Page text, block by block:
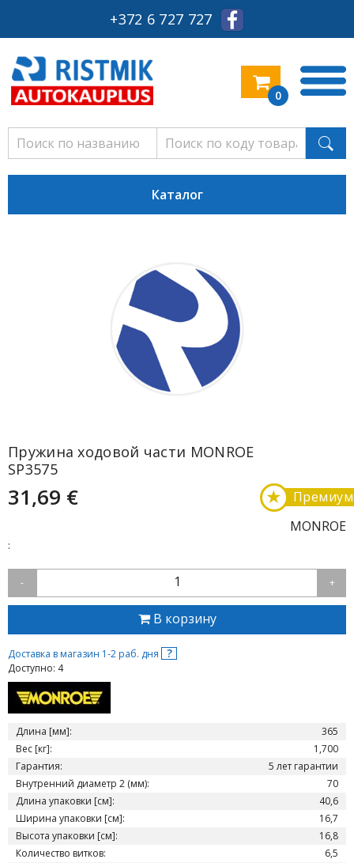
+372 6 727 727
0
Каталог
Пружина ходовой части MONROE
SP3575
31,69 € Премиум
★
MONROE
:
- 1 +
В корзину
Доставка в магазин 1-2 раб. дня ?
Доступно: 4
Длина [мм]:
365
Вес [кг]:
1,700
Гарантия:
5 лет гарантии
Внутренний диаметр 2 (мм):
70
Длина упаковки [см]:
40,6
Ширина упаковки [см]:
16,7
Высота упаковки [см]:
16,8
Количество витков:
6,5